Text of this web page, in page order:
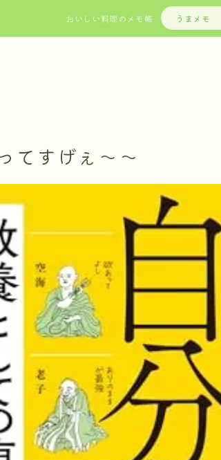
おいしい料理のメモ帳 うまメモ
てすげぇ〜〜